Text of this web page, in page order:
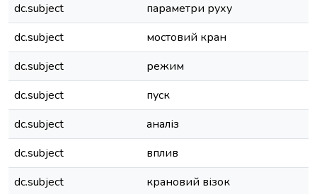
dc.subject
параметри руху
dc.subject
мостовий кран
dc.subject
режим
dc.subject
пуск
dc.subject
аналіз
dc.subject
вплив
dc.subject
крановий візок